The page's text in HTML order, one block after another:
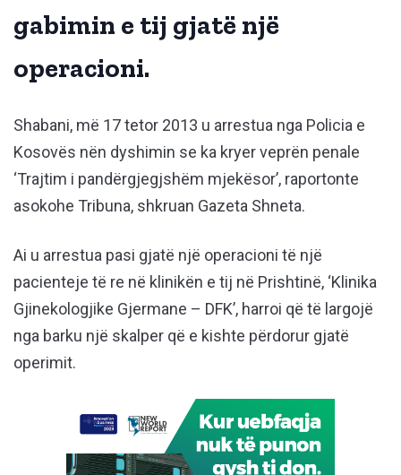
gabimin e tij gjatë një
operacioni.
Shabani, më 17 tetor 2013 u arrestua nga Policia e
Kosovës nën dyshimin se ka kryer veprën penale
‘Trajtim i pandërgjegjshëm mjekësor’, raportonte
asokohe Tribuna, shkruan Gazeta Shneta.
Ai u arrestua pasi gjatë një operacioni të një
pacienteje të re në klinikën e tij në Prishtinë, ‘Klinika
Gjinekologjike Gjermane – DFK’, harroi që të largojë
nga barku një skalper që e kishte përdorur gjatë
operimit.